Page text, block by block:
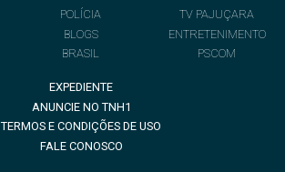
POLÍCIA
BLOGS
BRASIL
TV PAJUÇARA
ENTRETENIMENTO
PSCOM
EXPEDIENTE
ANUNCIE NO TNH1
TERMOS E CONDIÇÕES DE USO
FALE CONOSCO